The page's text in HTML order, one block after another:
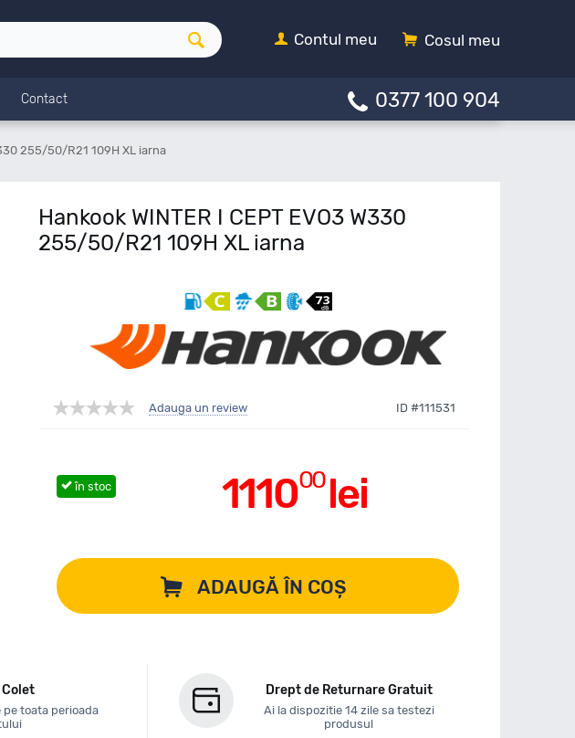
Cosul meu
Contul meu
Contact 0377 100 904
255/50/R21 109H XL iarna
Hankook WINTER I CEPT EVO3 W330
255/50/R21 109H XL iarna
Adauga un review ID #111531
111000lei
în stoc
ADAUGĂ ÎN COȘ
toata perioada
Drept de Returnare Gratuit
Ai la dispozitie 14 zile sa testezi
produsul